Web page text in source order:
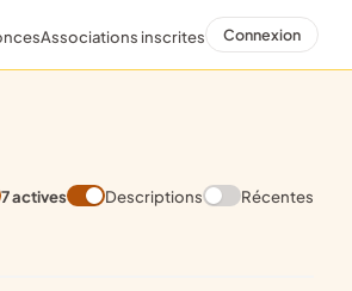
Associations inscrites Connexion
7 actives Descriptions Récentes